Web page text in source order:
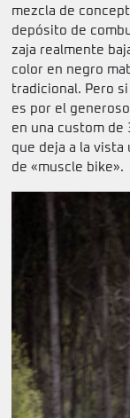
mezcla de
depósito de
zaja realmente
color en negro
tradicional. Pero
es por el
en una custom de
que deja a la
de «muscle bike».